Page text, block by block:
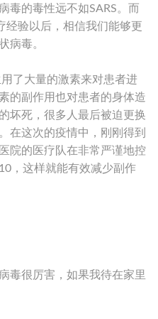
毒的毒性远不如SARS。而
经验以后，相信我们能够更
病毒。
了大量的激素来对患者进
的副作用也对患者的身体造
坏死，很多人最后被迫更换
在这次的疫情中，刚刚得到
院的医疗队在非常严谨地控
，这样就能有效减少副作
毒很厉害，如果我待在家里